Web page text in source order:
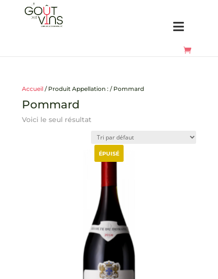
Accueil/ Produit Appellation : / Pommard
Pommard
Voici le seul résultat
ÉPUISÉ